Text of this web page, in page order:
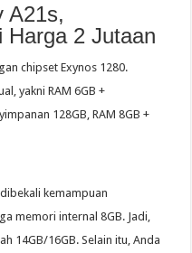
A21s,
Harga 2 Jutaan
chipset Exynos 1280.
yakni RAM 6GB +
128GB, RAM 8GB +
kemampuan
memori internal 8GB. Jadi,
14GB/16GB. Selain itu, Anda